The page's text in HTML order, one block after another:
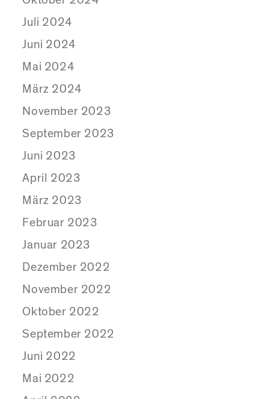
Juli 2024
Juni 2024
Mai 2024
März 2024
November 2023
September 2023
Juni 2023
April 2023
März 2023
Februar 2023
Januar 2023
Dezember 2022
November 2022
Oktober 2022
September 2022
Juni 2022
Mai 2022